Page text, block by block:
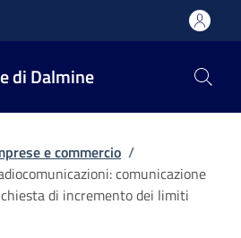
di Dalmine
e commercio /
comunicazione
di incremento dei limiti